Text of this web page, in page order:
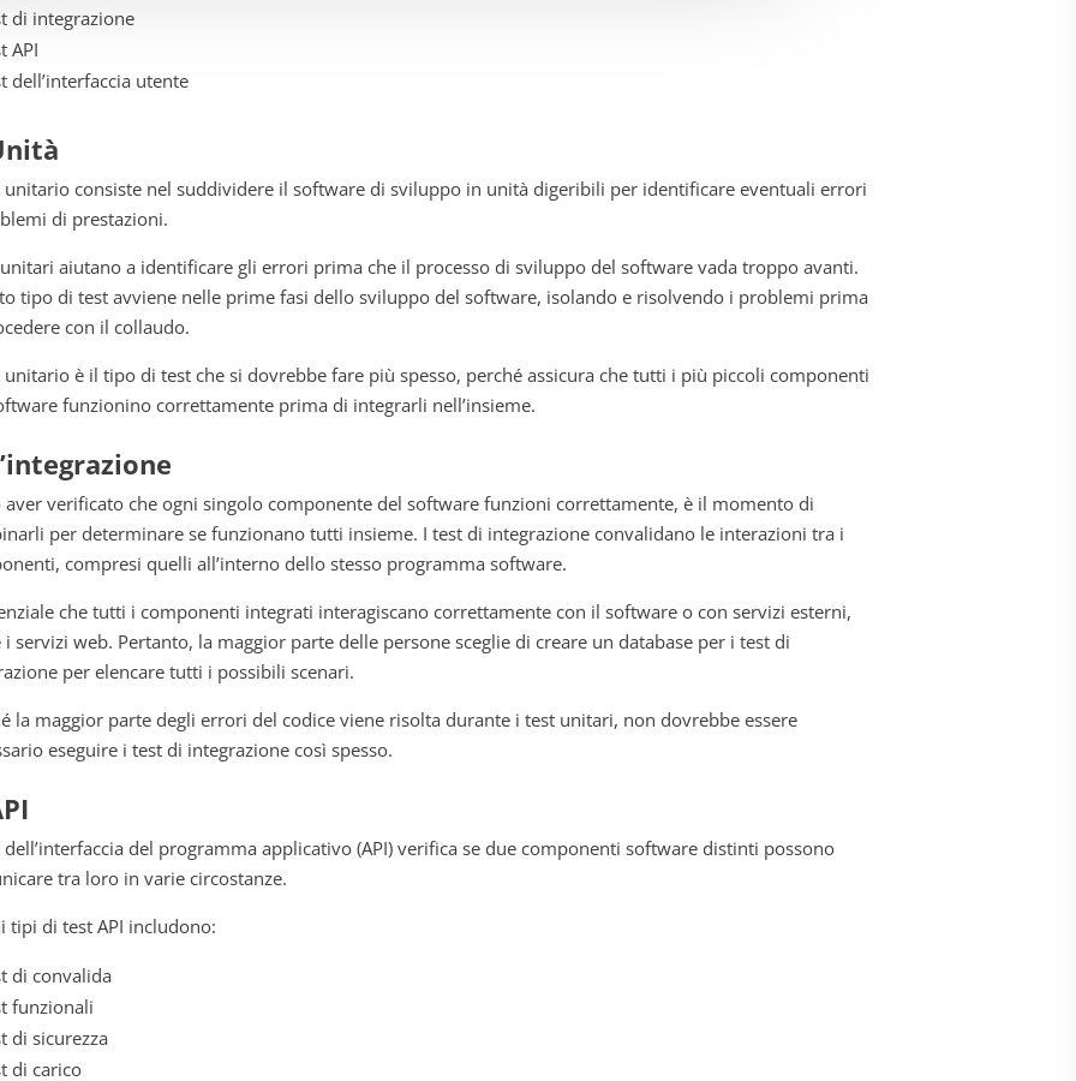
di integrazione
API
dell’interfaccia utente
unitario consiste nel suddividere il software di sviluppo in unità digeribili per identificare eventuali errori
di prestazioni.
aiutano a identificare gli errori prima che il processo di sviluppo del software vada troppo avanti.
tipo di test avviene nelle prime fasi dello sviluppo del software, isolando e risolvendo i problemi prima
con il collaudo.
unitario è il tipo di test che si dovrebbe fare più spesso, perché assicura che tutti i più piccoli componenti
funzionino correttamente prima di integrarli nell’insieme.
aver verificato che ogni singolo componente del software funzioni correttamente, è il momento di
per determinare se funzionano tutti insieme. I test di integrazione convalidano le interazioni tra i
compresi quelli all’interno dello stesso programma software.
che tutti i componenti integrati interagiscano correttamente con il software o con servizi esterni,
i servizi web. Pertanto, la maggior parte delle persone sceglie di creare un database per i test di
per elencare tutti i possibili scenari.
la maggior parte degli errori del codice viene risolta durante i test unitari, non dovrebbe essere
eseguire i test di integrazione così spesso.
dell’interfaccia del programma applicativo (API) verifica se due componenti software distinti possono
tra loro in varie circostanze.
tipi di test API includono:
di convalida
funzionali
di sicurezza
di carico